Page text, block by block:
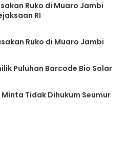
Ruko di Muaro Jambi
RI
Ruko di Muaro Jambi
Puluhan Barcode Bio Solar
Tidak Dihukum Seumur